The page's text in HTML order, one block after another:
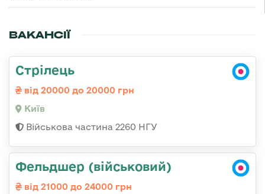
ВАКАНСІЇ
Стрілець
від 20000 до 20000 грн
Київ
Військова частина 2260 НГУ
Фельдшер (військовий)
від 21000 до 24000 грн